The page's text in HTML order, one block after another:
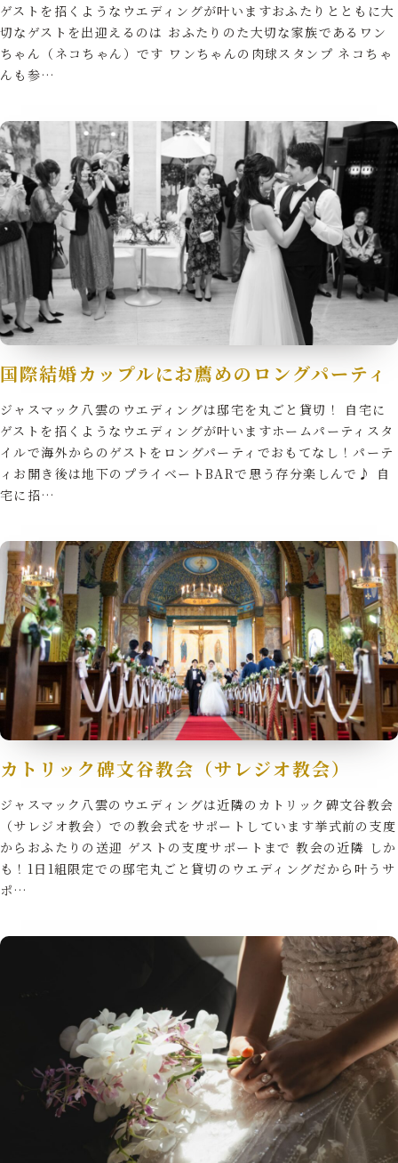
ゲストを招くようなウエディングが叶いますおふたりとともに大
切なゲストを出迎えるのは おふたりのた大切な家族であるワン
ちゃん（ネコちゃん）です ワンちゃんの肉球スタンプ ネコちゃ
んも参…
国際結婚カップルにお薦めのロングパーティ
ジャスマック八雲のウエディングは邸宅を丸ごと貸切！ 自宅に
ゲストを招くようなウエディングが叶いますホームパーティスタ
イルで海外からのゲストをロングパーティでおもてなし！パーテ
ィお開き後は地下のプライベートBARで思う存分楽しんで♪ 自
宅に招…
カトリック碑文谷教会（サレジオ教会）
ジャスマック八雲のウエディングは近隣のカトリック碑文谷教会
（サレジオ教会）での教会式をサポートしています挙式前の支度
からおふたりの送迎 ゲストの支度サポートまで 教会の近隣 しか
も！1日1組限定での邸宅丸ごと貸切のウエディングだから叶うサ
ポ…